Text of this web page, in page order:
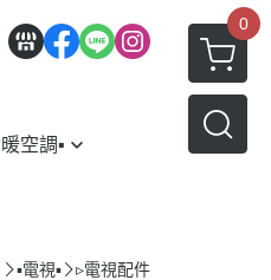
0
空調▪︎
▪︎電視▪︎ ▹電視配件